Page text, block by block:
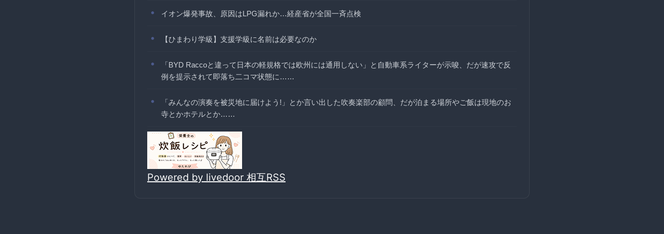
イオン爆発事故、原因はLPG漏れか…経産省が全国一斉点検
【ひまわり学級】支援学級に名前は必要なのか
「BYD Raccoと違って日本の軽規格では欧州には通用しない」と自動車系ライターが示唆、だが速攻で反
例を提示されて即落ち二コマ状態に……
「みんなの演奏を被災地に届けよう!」とか言い出した吹奏楽部の顧問、だが泊まる場所やご飯は現地のお
寺とかホテルとか……
Powered by livedoor 相互RSS